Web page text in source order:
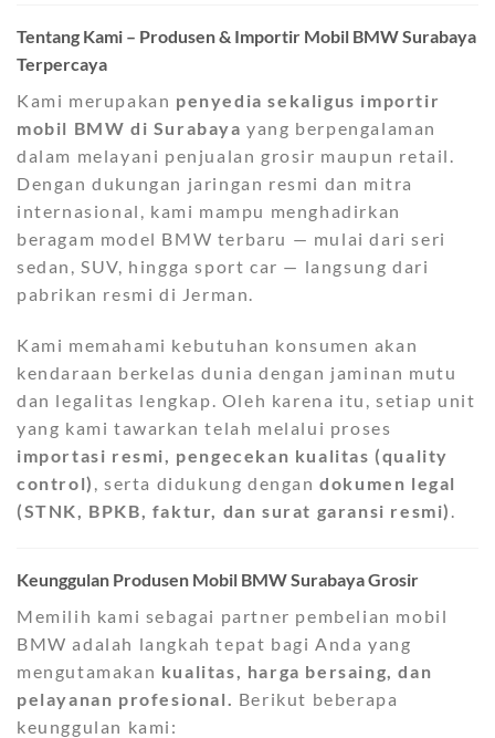
Tentang Kami – Produsen & Importir Mobil BMW Surabaya
Terpercaya
Kami merupakan penyedia sekaligus importir
mobil BMW di Surabaya yang berpengalaman
dalam melayani penjualan grosir maupun retail.
Dengan dukungan jaringan resmi dan mitra
internasional, kami mampu menghadirkan
beragam model BMW terbaru — mulai dari seri
sedan, SUV, hingga sport car — langsung dari
pabrikan resmi di Jerman.
Kami memahami kebutuhan konsumen akan
kendaraan berkelas dunia dengan jaminan mutu
dan legalitas lengkap. Oleh karena itu, setiap unit
yang kami tawarkan telah melalui proses
importasi resmi, pengecekan kualitas (quality
control) , serta didukung dengandokumen legal
(STNK, BPKB, faktur, dan surat garansi resmi) .
Keunggulan Produsen Mobil BMW Surabaya Grosir
Memilih kami sebagai partner pembelian mobil
BMW adalah langkah tepat bagi Anda yang
mengutamakan kualitas, harga bersaing, dan
pelayanan profesional. Berikut beberapa
keunggulan kami: